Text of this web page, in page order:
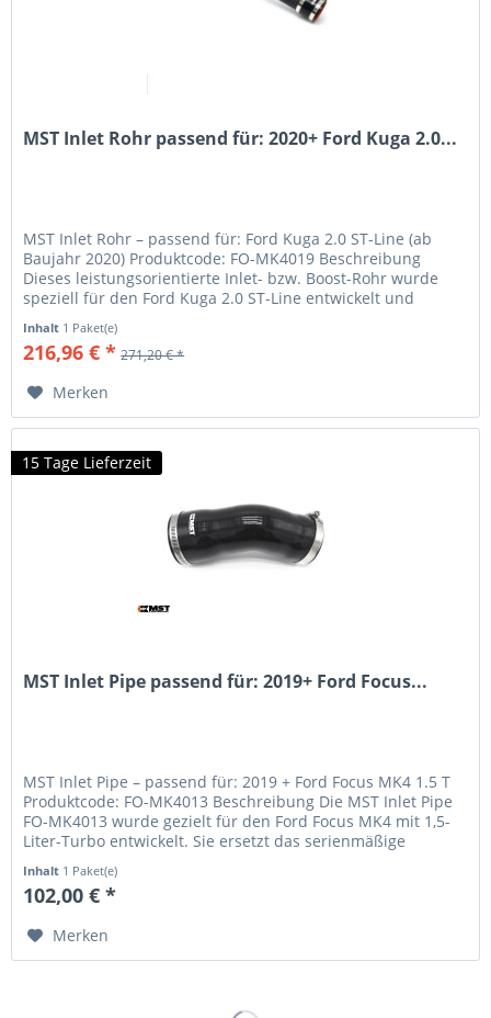
MST Inlet Rohr passend für: 2020+ Ford Kuga 2.0...
MST Inlet Rohr – passend für: Ford Kuga 2.0 ST-Line (ab
Baujahr 2020) Produktcode: FO-MK4019 Beschreibung
Dieses leistungsorientierte Inlet- bzw. Boost-Rohr wurde
speziell für den Ford Kuga 2.0 ST-Line entwickelt und
Inhalt 1 Paket(e)
216,96 € * 271,20 € *
Merken
15 Tage Lieferzeit
MST Inlet Pipe passend für: 2019+ Ford Focus...
MST Inlet Pipe – passend für: 2019 + Ford Focus MK4 1.5 T
Produktcode: FO-MK4013 Beschreibung Die MST Inlet Pipe
FO-MK4013 wurde gezielt für den Ford Focus MK4 mit 1,5-
Liter-Turbo entwickelt. Sie ersetzt das serienmäßige
Inhalt 1 Paket(e)
102,00 € *
Merken